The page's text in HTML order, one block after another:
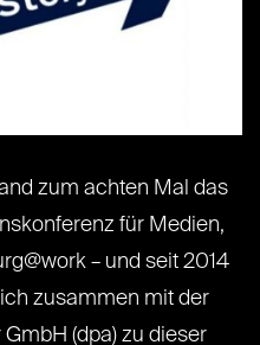
zum achten Mal das
für Medien,
– und seit 2014
zusammen mit der
(dpa) zu dieser